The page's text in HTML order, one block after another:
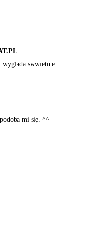
swwietnie.
mi się. ^^